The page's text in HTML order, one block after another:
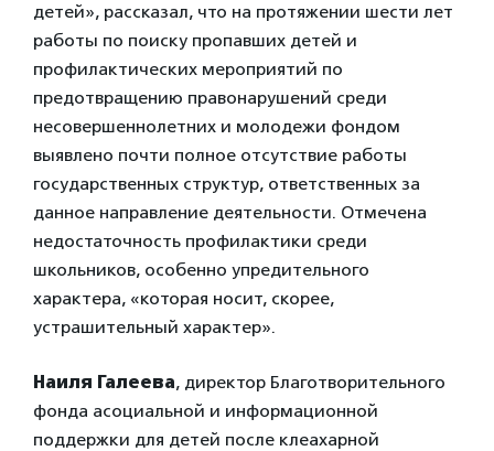
детей», рассказал, что на протяжении шести лет
работы по поиску пропавших детей и
профилактических мероприятий по
предотвращению правонарушений среди
несовершеннолетних и молодежи фондом
выявлено почти полное отсутствие работы
государственных структур, ответственных за
данное направление деятельности. Отмечена
недостаточность профилактики среди
школьников, особенно упредительного
характера, «которая носит, скорее,
устрашительный характер».
Наиля Галеева, директор Благотворительного
фонда асоциальной и информационной
поддержки для детей после клеахарной